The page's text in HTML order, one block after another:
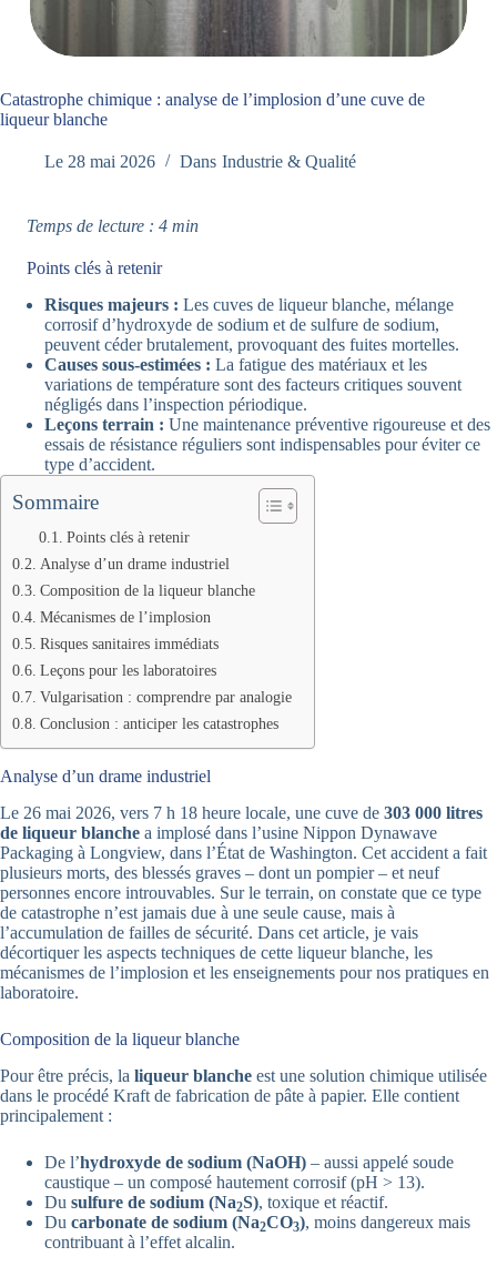
Catastrophe chimique : analyse de l’implosion d’une cuve de
liqueur blanche
Le 28 mai 2026 Dans Industrie & Qualité
Temps de lecture : 4 min
Points clés à retenir
Risques majeurs : Les cuves de liqueur blanche, mélange
corrosif d’hydroxyde de sodium et de sulfure de sodium,
peuvent céder brutalement, provoquant des fuites mortelles.
Causes sous-estimées : La fatigue des matériaux et les
variations de température sont des facteurs critiques souvent
négligés dans l’inspection périodique.
Leçons terrain : Une maintenance préventive rigoureuse et des
essais de résistance réguliers sont indispensables pour éviter ce
type d’accident.
Sommaire
Points clés à retenir
Analyse d’un drame industriel
Composition de la liqueur blanche
Mécanismes de l’implosion
Risques sanitaires immédiats
Leçons pour les laboratoires
Vulgarisation : comprendre par analogie
Conclusion : anticiper les catastrophes
Analyse d’un drame industriel
Le 26 mai 2026, vers 7 h 18 heure locale, une cuve de 303 000 litres
de liqueur blanche a implosé dans l’usine Nippon Dynawave
Packaging à Longview, dans l’État de Washington. Cet accident a fait
plusieurs morts, des blessés graves – dont un pompier – et neuf
personnes encore introuvables. Sur le terrain, on constate que ce type
de catastrophe n’est jamais due à une seule cause, mais à
l’accumulation de failles de sécurité. Dans cet article, je vais
décortiquer les aspects techniques de cette liqueur blanche, les
mécanismes de l’implosion et les enseignements pour nos pratiques en
laboratoire.
Composition de la liqueur blanche
Pour être précis, la liqueur blanche est une solution chimique utilisée
dans le procédé Kraft de fabrication de pâte à papier. Elle contient
principalement :
De l’hydroxyde de sodium (NaOH) – aussi appelé soude
caustique – un composé hautement corrosif (pH > 13).
Du sulfure de sodium (Na2S), toxique et réactif.
Du carbonate de sodium (Na2CO3), moins dangereux mais
contribuant à l’effet alcalin.